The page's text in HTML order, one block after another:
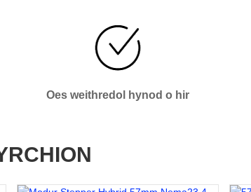
Oes weithredol hynod o hir